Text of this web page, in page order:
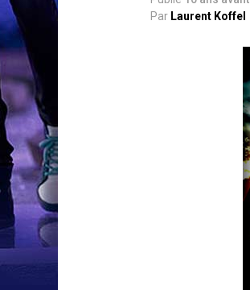
Par Laurent Koffel